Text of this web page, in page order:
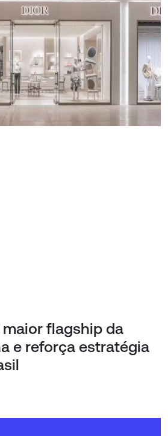
flagship da
e reforça estratégia